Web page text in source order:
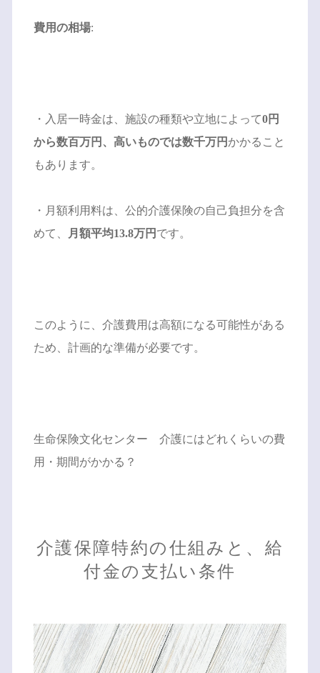
費用の相場:
・入居一時金は、施設の種類や立地によって0円
から数百万円、高いものでは数千万円かかること
もあります。
・月額利用料は、公的介護保険の自己負担分を含
めて、
月額平均13.8万円 です。
このように、介護費用は高額になる可能性がある
ため、計画的な準備が必要です。
生命保険文化センター 介護にはどれくらいの費
用・期間がかかる？
介護保障特約の仕組みと、給
付金の支払い条件